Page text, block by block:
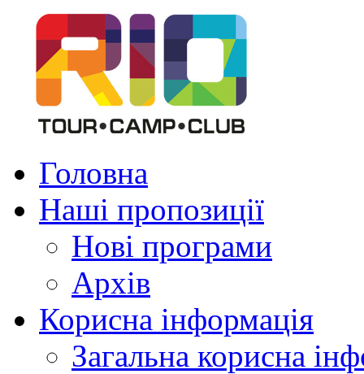
Головна
Наші пропозиції
Нові програми
Архів
Корисна інформація
Загальна корисна